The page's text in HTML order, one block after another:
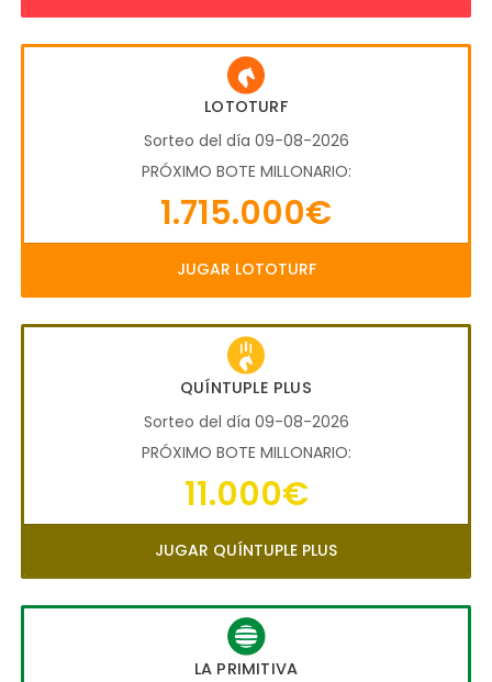
LOTOTURF
Sorteo del día 09-08-2026
PRÓXIMO BOTE MILLONARIO:
1.715.000€
JUGAR LOTOTURF
QUÍNTUPLE PLUS
Sorteo del día 09-08-2026
PRÓXIMO BOTE MILLONARIO:
11.000€
JUGAR QUÍNTUPLE PLUS
LA PRIMITIVA